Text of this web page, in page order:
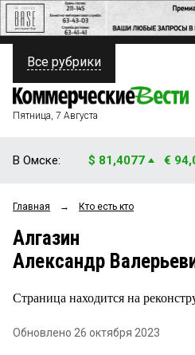
ПОЛИТИКА
ФИНАНСЫ
ОБЩЕСТВО
ЗАКОН
Все рубрики
Пятница, 7 Августа
В Омске: $ 81,4077 €
Главная → Кто есть кто
Алгазин
Александр
Страница находится на
Обновлено 26 октября 2023